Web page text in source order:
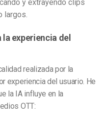
y extrayendo clips
largos.
la experiencia del
realizada por la
experiencia del usuario. He
la IA influye en la
OTT: